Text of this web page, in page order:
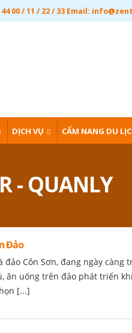
00 / 11 / 22 / 33 Email:
DỊCH VỤ CẨM NANG DU
- QUANLY
Đảo
đảo Côn Sơn, đang ngày
ăn uống trên đảo phát triển
[...]